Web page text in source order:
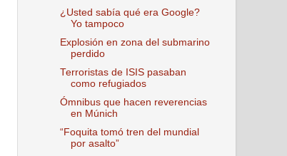
¿Usted sabía qué era Google?
Yo tampoco
Explosión en zona del submarino
perdido
Terroristas de ISIS pasaban
como refugiados
Ómnibus que hacen reverencias
en Múnich
“Foquita tomó tren del mundial
por asalto”